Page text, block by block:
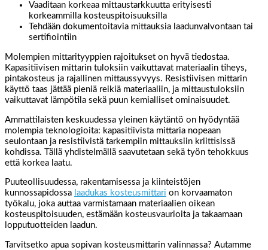
Vaaditaan korkeaa mittaustarkkuutta erityisesti
korkeammilla kosteuspitoisuuksilla
Tehdään dokumentoitavia mittauksia laadunvalvontaan tai
sertifiointiin
Molempien mittarityyppien rajoitukset on hyvä tiedostaa.
Kapasitiivisen mittarin tuloksiin vaikuttavat materiaalin tiheys,
pintakosteus ja rajallinen mittaussyvyys. Resistiivisen mittarin
käyttö taas jättää pieniä reikiä materiaaliin, ja mittaustuloksiin
vaikuttavat lämpötila sekä puun kemialliset ominaisuudet.
Ammattilaisten keskuudessa yleinen käytäntö on hyödyntää
molempia teknologioita: kapasitiivista mittaria nopeaan
seulontaan ja resistiivistä tarkempiin mittauksiin kriittisissä
kohdissa. Tällä yhdistelmällä saavutetaan sekä työn tehokkuus
että korkea laatu.
Puuteollisuudessa, rakentamisessa ja kiinteistöjen
kunnossapidossa laadukas kosteusmittari on korvaamaton
työkalu, joka auttaa varmistamaan materiaalien oikean
kosteuspitoisuuden, estämään kosteusvaurioita ja takaamaan
lopputuotteiden laadun.
Tarvitsetko apua sopivan kosteusmittarin valinnassa? Autamme